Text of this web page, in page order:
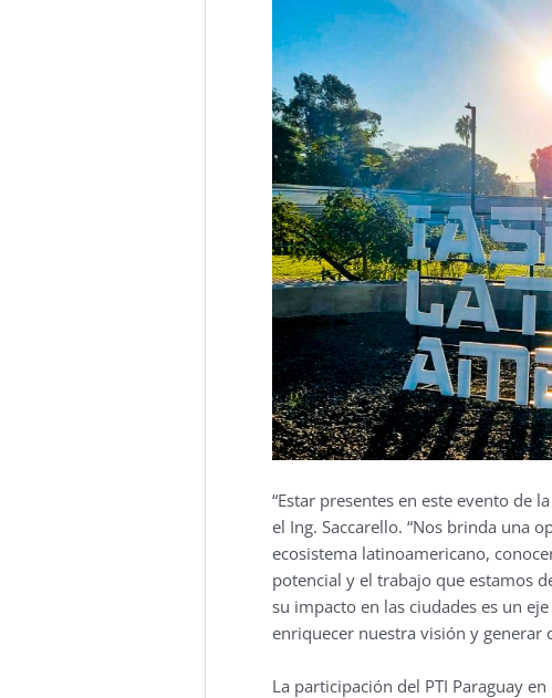
“Estar presentes en este evento de
el Ing. Saccarello. “Nos brinda una
ecosistema latinoamericano,
potencial y el trabajo que estamos
su impacto en las ciudades es un
enriquecer nuestra visión y generar
La participación del PTI Paraguay